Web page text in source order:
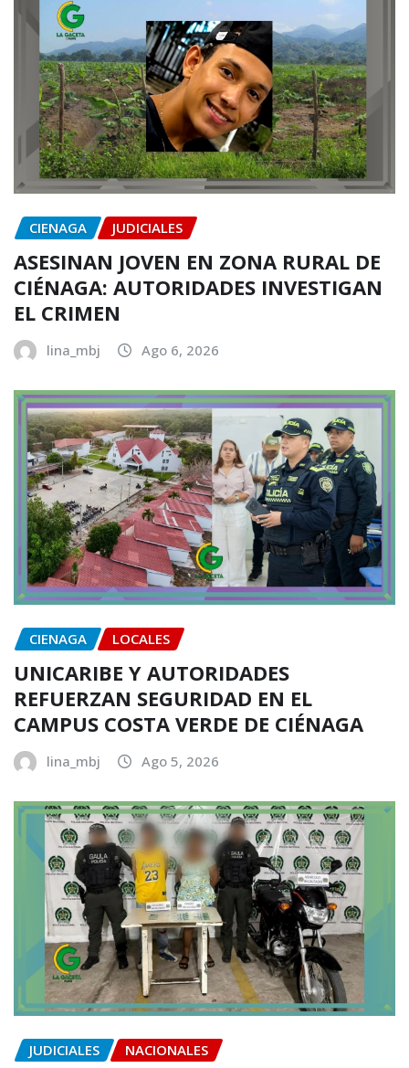
CIENAGA JUDICIALES
ASESINAN JOVEN EN ZONA RURAL DE
CIÉNAGA: AUTORIDADES INVESTIGAN
EL CRIMEN
lina_mbj Ago 6, 2026
CIENAGA LOCALES
UNICARIBE Y AUTORIDADES
REFUERZAN SEGURIDAD EN EL
CAMPUS COSTA VERDE DE CIÉNAGA
lina_mbj Ago 5, 2026
JUDICIALES NACIONALES